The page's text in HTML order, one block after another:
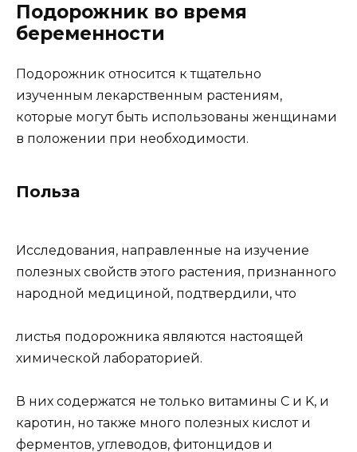
Подорожник во время
беременности
Подорожник относится к тщательно
изученным лекарственным растениям,
которые могут быть использованы женщинами
в положении при необходимости.
Польза
Исследования, направленные на изучение
полезных свойств этого растения, признанного
народной медициной, подтвердили, что
листья подорожника являются настоящей
химической лабораторией.
В них содержатся не только витамины C и K, и
каротин, но также много полезных кислот и
ферментов, углеводов, фитонцидов и